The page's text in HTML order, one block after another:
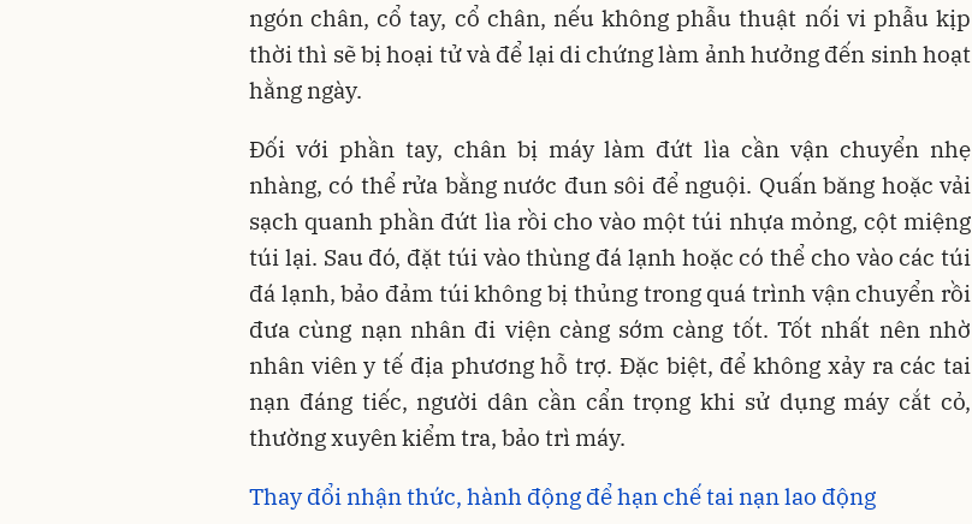
ngón chân, cổ tay, cổ chân, nếu không phẫu thuật nối vi phẫu kịp
thời thì sẽ bị hoại tử và để lại di chứng làm ảnh hưởng đến sinh hoạt
hằng ngày.
Đối với phần tay, chân bị máy làm đứt lìa cần vận chuyển nhẹ
nhàng, có thể rửa bằng nước đun sôi để nguội. Quấn băng hoặc vải
sạch quanh phần đứt lìa rồi cho vào một túi nhựa mỏng, cột miệng
túi lại. Sau đó, đặt túi vào thùng đá lạnh hoặc có thể cho vào các túi
đá lạnh, bảo đảm túi không bị thủng trong quá trình vận chuyển rồi
đưa cùng nạn nhân đi viện càng sớm càng tốt. Tốt nhất nên nhờ
nhân viên y tế địa phương hỗ trợ. Đặc biệt, để không xảy ra các tai
nạn đáng tiếc, người dân cần cẩn trọng khi sử dụng máy cắt cỏ,
thường xuyên kiểm tra, bảo trì máy.
Thay đổi nhận thức, hành động để hạn chế tai nạn lao động